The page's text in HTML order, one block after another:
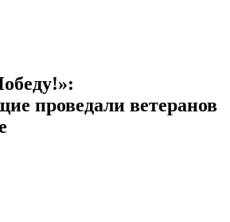
проведали ветеранов